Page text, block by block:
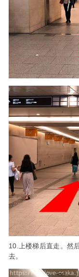
10.上楼梯后直走。然
去。